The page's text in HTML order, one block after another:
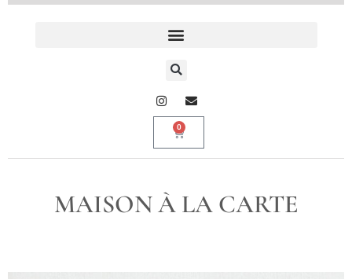
0
MAISON À LA CARTE